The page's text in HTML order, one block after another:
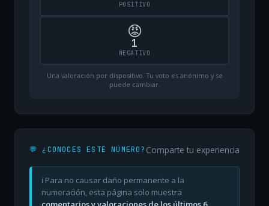
POSITIVO
😡
1
NEGATIVO
Una valoración por dispositivo. Tu voto es anónimo y se
puede cambiar.
💬 ¿CONOCES ESTE NÚMERO? Comparte tu experiencia
ℹ️ Para no causar daño permanente a la
numeración, esta página solo muestra